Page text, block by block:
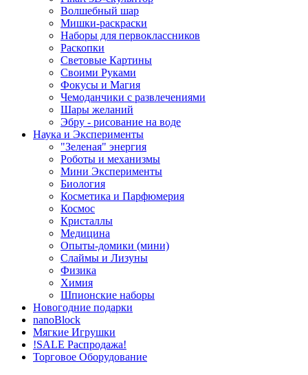
Волшебный шар
Мишки-раскраски
Наборы для первоклассников
Раскопки
Световые Картины
Своими Руками
Фокусы и Магия
Чемоданчики с развлечениями
Шары желаний
Эбру - рисование на воде
Наука и Эксперименты
"Зеленая" энергия
Роботы и механизмы
Мини Эксперименты
Биология
Косметика и Парфюмерия
Космос
Кристаллы
Медицина
Опыты-домики (мини)
Слаймы и Лизуны
Физика
Химия
Шпионские наборы
Новогодние подарки
nanoBlock
Мягкие Игрушки
!SALE Распродажа!
Торговое Оборудование